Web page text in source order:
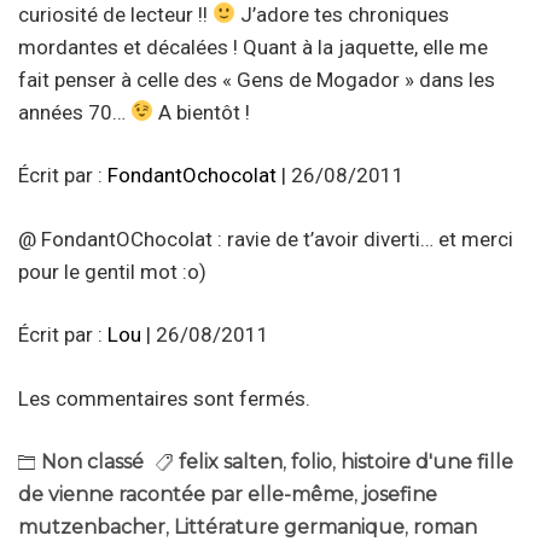
curiosité de lecteur !!
J’adore tes chroniques
mordantes et décalées ! Quant à la jaquette, elle me
fait penser à celle des « Gens de Mogador » dans les
années 70…
A bientôt !
Écrit par : FondantOchocolat | 26/08/2011
@ FondantOChocolat : ravie de t’avoir diverti… et merci
pour le gentil mot :o)
Écrit par : Lou | 26/08/2011
Les commentaires sont fermés.
Non classé felix salten, folio, histoire d'une fille
de vienne racontée par elle-même, josefine
mutzenbacher, Littérature germanique, roman